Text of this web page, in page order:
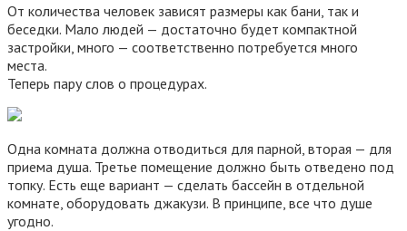
От количества человек зависят размеры как бани, так и
беседки. Мало людей — достаточно будет компактной
застройки, много — соответственно потребуется много
места.
Теперь пару слов о процедурах.
Одна комната должна отводиться для парной, вторая — для
приема душа. Третье помещение должно быть отведено под
топку. Есть еще вариант — сделать бассейн в отдельной
комнате, оборудовать джакузи. В принципе, все что душе
угодно.